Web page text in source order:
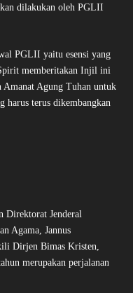
dilakukan oleh PGLII
PGLII yaitu esensi yang
memberitakan Injil ini
Amanat Agung Tuhan untuk
harus terus dikembangkan
Direktorat Jenderal
Agama, Jannus
Dirjen Bimas Kristen,
merupakan perjalanan